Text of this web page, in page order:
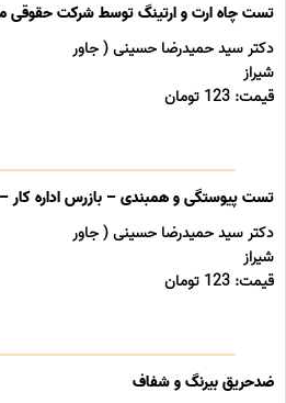
تست چاه ارت و ارتینگ توسط شرکت حقوقی
دکتر سید حمیدرضا حسینی ( جاور
شیراز
قیمت: 123 تومان
تست پیوستگی و همبندی – بازرس اداره کار
دکتر سید حمیدرضا حسینی ( جاور
شیراز
قیمت: 123 تومان
ضدحریق بیرنگ و شفاف